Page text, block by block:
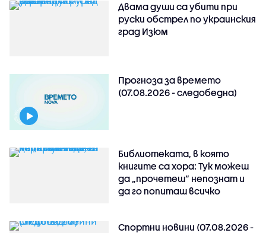
Двама души са убити при
руски обстрeл по украинския
град Изюм
Прогноза за времето
(07.08.2026 - следобедна)
Библиотеката, в която
книгите са хора: Тук можеш
да „прочетеш“ непознат и
да го попиташ всичко
Спортни новини (07.08.2026 -